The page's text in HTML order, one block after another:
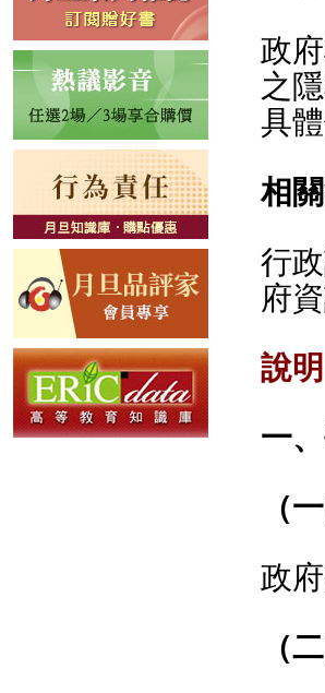
政
之
具
相
行
府
說明
一
（
政
（